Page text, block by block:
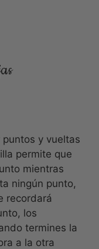
y vueltas
permite que
mientras
ningún punto,
recordará
los
termines la
a la otra